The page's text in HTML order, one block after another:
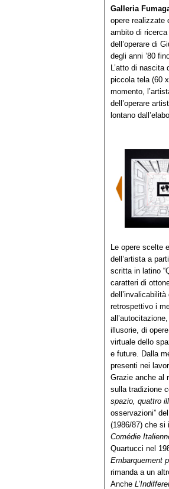
Galleria
opere realizzate
ambito di
dell’operare di
degli anni ’80
L’atto di
piccola tela (60
momento,
dell’operare
lontano
Le opere scelte
dell’artista a
scritta in latino
caratteri di
retrospettivo i
illusorie, di
virtuale dello
e future. Dalla
presenti nei
Grazie anche al
sulla tradizione
spazio, quattro
osservazioni”
(1986/87) che si
Comédie
Quartucci nel
Embarquement
rimanda a un
Anche